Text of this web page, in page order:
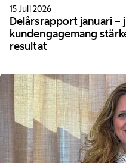
15 Juli 2026
Delårsrapport januari –
kundengagemang
resultat